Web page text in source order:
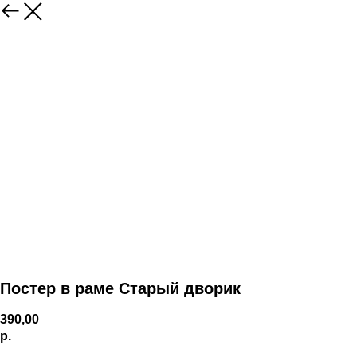
Постер в раме Старый дворик
390,00
р.